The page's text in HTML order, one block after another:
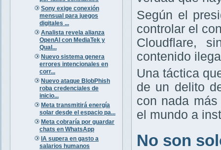
Sony exige conexión
mensual para juegos
digitales ...
Analista revela alianza
OpenAI con MediaTek y
Qual...
Nuevo sistema genera
errores intencionales en
corr...
Nuevo ataque BlobPhish
roba credenciales de
inicio...
Meta transmitirá energía
solar desde el espacio pa...
Meta cobraría por guardar
chats en WhatsApp
IA supera en gasto a
salarios humanos
Según el
controlar el
Cloudflare,
contenido
Una táctica
de un delito
con nada
el mundo a
No son